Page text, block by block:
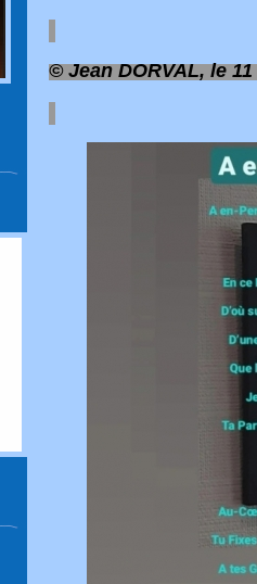
© Jean DORVAL, le